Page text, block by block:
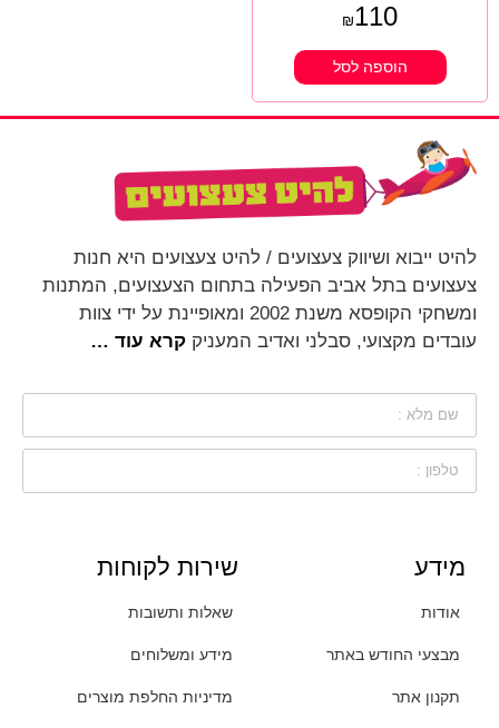
₪110
הוספה לסל
להיט ייבוא ושיווק צעצועים / להיט צעצועים היא חנות
צעצועים בתל אביב הפעילה בתחום הצעצועים, המתנות
ומשחקי הקופסא משנת 2002 ומאופיינת על ידי צוות
עובדים מקצועי, סבלני ואדיב המעניק קרא עוד …
מידע
אודות
מבצעי החודש באתר
תקנון אתר
שירות לקוחות
שאלות ותשובות
מידע ומשלוחים
מדיניות החלפת מוצרים